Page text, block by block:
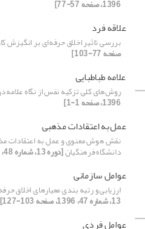
1396، صفحه 57-77]
علاقه فرد
بررسی تاثیر اخلاق حرفه‌ای بر انگیزش
صفحه 77-103]
علامه طباطبایی
روش‌های کلی تزکیه نفس از نگاه علامه
1396، صفحه 1-1]
عمل به اعتقادات مذهبی
نقش هوش معنوی و عمل به اعتقادات
دانشگاه فرهنگیان[دوره 13، شماره 48، 1396، صفحه 135-157]
عوامل سازمانی
ارزیابی و رتبه بندی معیارهای اخلاق
13، شماره 47، 1396، صفحه 103-127]
عوامل فردی